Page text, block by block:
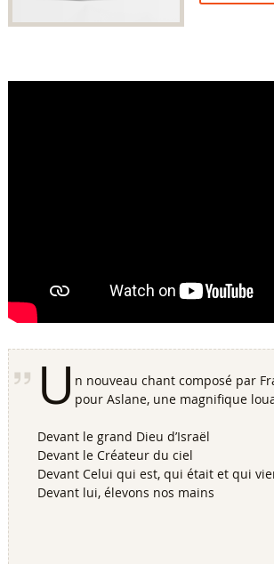
U n nouveau chant composé par
pour Aslane, une magnifique
Devant le grand Dieu d’Israël
Devant le Créateur du ciel
Devant Celui qui est, qui était et qui
Devant lui, élevons nos mains